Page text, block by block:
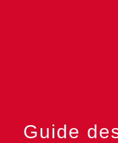
Guide